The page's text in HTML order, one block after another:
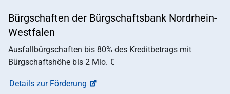
Bürgschaften der Bürgschaftsbank Nordrhein-
Westfalen
Ausfallbürgschaften bis 80% des Kreditbetrags mit
Bürgschaftshöhe bis 2 Mio. €
Details zur Förderung